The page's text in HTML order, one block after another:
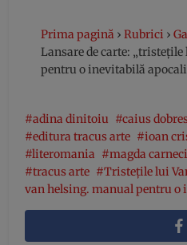
Prima pagină › Rubrici ›
Lansare de carte:
pentru o inevitabilă
adina dinitoiu caius
editura tracus arte
ioan
literomania
magda carneci
tracus arte
Tristețile lui
van helsing. manual pentru o